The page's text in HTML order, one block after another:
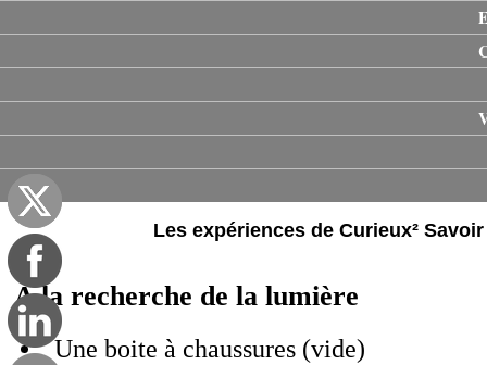
Les expériences de Curieux²
A la recherche de la lumière
Une boite à chaussures (vide)